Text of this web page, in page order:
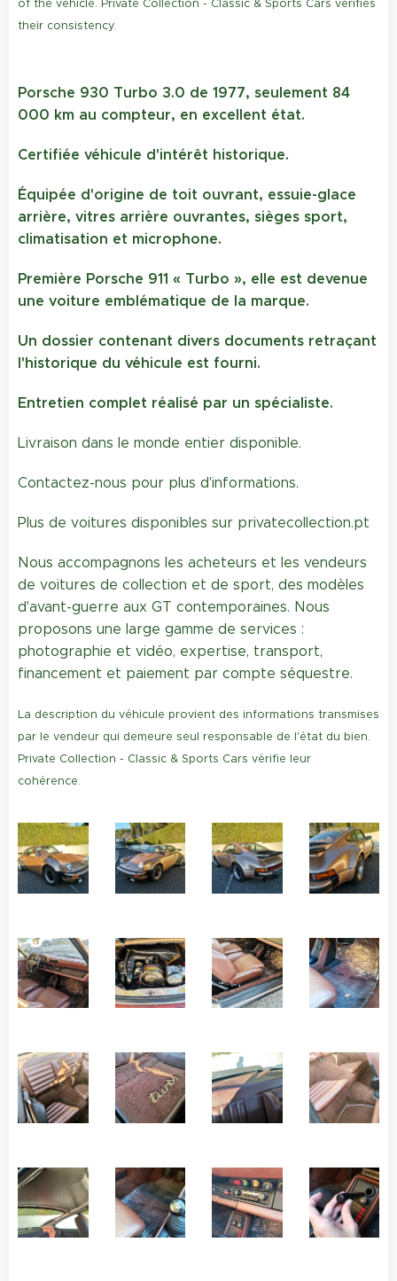
of the vehicle. Private Collection - Classic & Sports Cars verifies
their consistency.
Porsche 930 Turbo 3.0 de 1977, seulement 84
000 km au compteur, en excellent état.
Certifiée véhicule d'intérêt historique.
Équipée d'origine de toit ouvrant, essuie-glace
arrière, vitres arrière ouvrantes, sièges sport,
climatisation et microphone.
Première Porsche 911 « Turbo », elle est devenue
une voiture emblématique de la marque.
Un dossier contenant divers documents retraçant
l'historique du véhicule est fourni.
Entretien complet réalisé par un spécialiste.
Livraison dans le monde entier disponible.
Contactez-nous pour plus d'informations.
Plus de voitures disponibles sur privatecollection.pt
Nous accompagnons les acheteurs et les vendeurs
de voitures de collection et de sport, des modèles
d'avant-guerre aux GT contemporaines. Nous
proposons une large gamme de services :
photographie et vidéo, expertise, transport,
financement et paiement par compte séquestre.
La description du véhicule provient des informations transmises
par le vendeur qui demeure seul responsable de l'état du bien.
Private Collection - Classic & Sports Cars vérifie leur
cohérence.